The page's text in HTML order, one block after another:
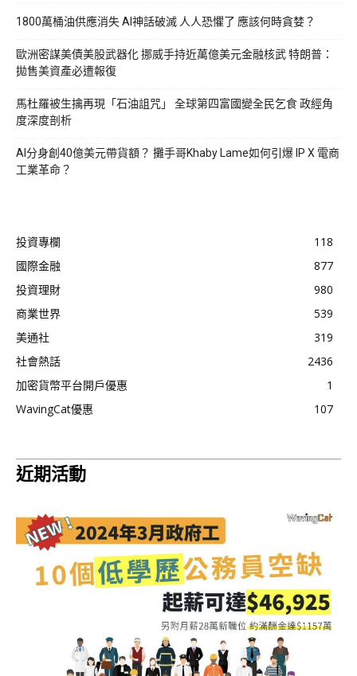
1800萬桶油供應消失 AI神話破滅 人人恐懼了 應該何時貪婪？
歐洲密謀美債美股武器化 挪威手持近萬億美元金融核武 特朗普：
拋售美資產必遭報復
馬杜羅被生擒再現「石油詛咒」 全球第四富國變全民乞食 政經角
度深度剖析
AI分身創40億美元帶貨額？ 攤手哥Khaby Lame如何引爆 IP X 電商
工業革命？
投資專欄
118
國際金融
877
投資理財
980
商業世界
539
美通社
319
社會熱話
2436
加密貨幣平台開戶優惠
1
WavingCat優惠
107
近期活動